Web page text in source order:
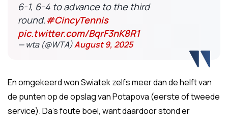
6-1, 6-4 to advance to the third
round.#CincyTennis
pic.twitter.com/BqrF3nK8R1
— wta (@WTA)August 9, 2025
En omgekeerd won Swiatek zelfs meer dan de helft van
de punten op de opslag van Potapova (eerste of tweede
service). Da's foute boel, want daardoor stond er